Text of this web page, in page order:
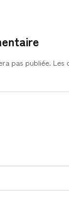
pas publiée. Les